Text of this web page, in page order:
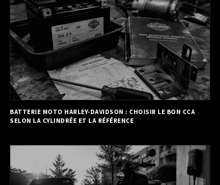
BATTERIE MOTO HARLEY-DAVIDSON : CHOISIR LE BON CCA
SELON LA CYLINDRÉE ET LA RÉFÉRENCE